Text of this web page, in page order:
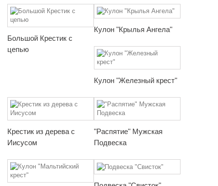
Большой Крестик с
цепью
Кулон "Крылья Ангела"
Кулон "Железный крест"
Крестик из дерева с
Иисусом
"Распятие" Мужская
Подвеска